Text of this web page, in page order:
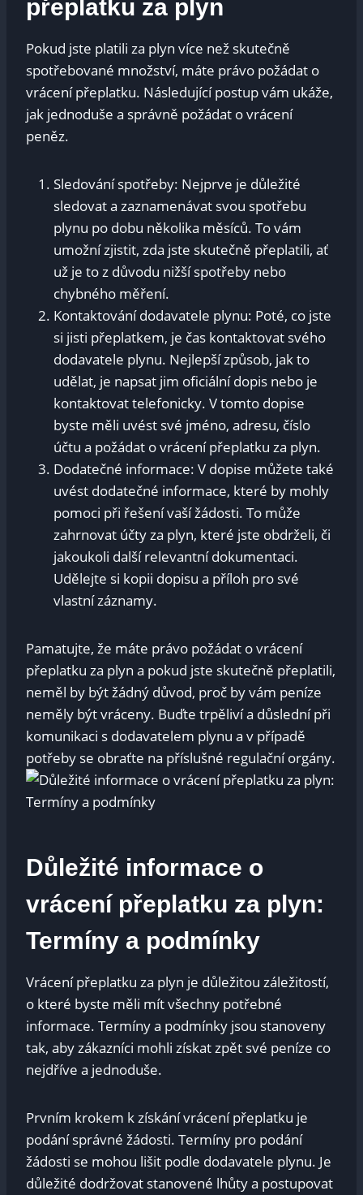
přeplatku za ⁣plyn
Pokud jste platili za plyn více než⁢ skutečně
spotřebované množství, máte právo⁢ požádat o
vrácení přeplatku.⁢ Následující postup vám ukáže,‌
jak jednoduše ⁣a správně požádat o​ vrácení⁢
peněz.
Sledování spotřeby: Nejprve je důležité
sledovat a zaznamenávat svou spotřebu
plynu po ​dobu několika měsíců. To vám
‍umožní zjistit, ​zda jste skutečně‌ přeplatili,⁣ ať
už je to z důvodu nižší ‍spotřeby nebo
‍chybného měření.
Kontaktování dodavatele​ plynu: Poté,⁢ co jste
si ⁣jisti přeplatkem, je čas kontaktovat ​svého
dodavatele ‌plynu. Nejlepší způsob, jak ‍to
udělat, je‍ napsat​ jim oficiální dopis nebo je
kontaktovat telefonicky. V tomto dopise
byste měli uvést své jméno, adresu, číslo
účtu a požádat o vrácení přeplatku za plyn.
Dodatečné informace: V​ dopise můžete také
⁢uvést dodatečné informace, které by mohly
pomoci při řešení⁣ vaší žádosti. ‍To může‍
zahrnovat účty za plyn, které jste obdrželi,‌ či​
jakoukoli další‌ relevantní dokumentaci.
Udělejte‍ si kopii dopisu ‌a ⁢příloh pro své
vlastní záznamy.
Pamatujte, že máte právo požádat⁣ o vrácení
přeplatku za plyn a‍ pokud jste skutečně přeplatili,
‌neměl by být ⁤žádný důvod, proč by ‍vám ⁤peníze
neměly být ‌vráceny.⁤ Buďte trpěliví ​a⁣ důslední ‌při
komunikaci s dodavatelem plynu a v případě​
potřeby‌ se obraťte ⁤na příslušné regulační‍ orgány.
Důležité informace o
vrácení ⁢přeplatku za plyn:
Termíny a podmínky
Vrácení přeplatku za‍ plyn je důležitou​ záležitostí,
o​ které byste​ měli ⁤mít všechny potřebné⁢
informace. Termíny a podmínky⁢ jsou stanoveny
tak, aby zákazníci ⁣mohli získat zpět své peníze co
nejdříve a⁢ jednoduše.
Prvním krokem k získání vrácení přeplatku‍ je
podání‍ správné žádosti. Termíny pro podání
žádosti ​se‍ mohou lišit podle dodavatele ⁤plynu.⁢ Je
důležité dodržovat stanovené⁤ lhůty a postupovat